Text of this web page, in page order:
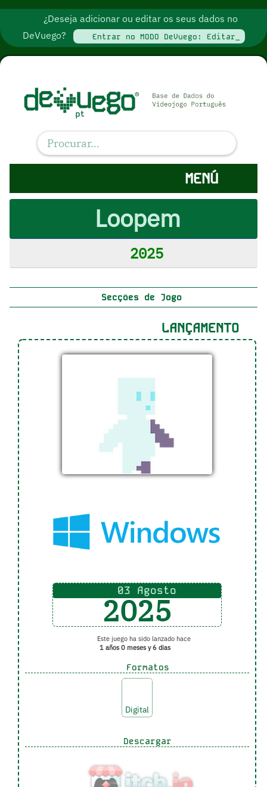
¿Deseja adicionar ou editar os seus dados no
DeVuego?
Entrar no MODO DeVuego: Editar_
MENÚ
Loopem
2025
Secções de Jogo
LANÇAMENTO
03 Agosto
2025
Este juego ha sido lanzado hace
1 años 0 meses y 6 dias
Formatos
Digital
Descargar